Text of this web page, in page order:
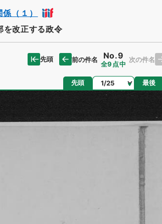
（１）
を改正する政令
先頭 前の件名 No.9
全9点中
次の件名
先頭 ページ 最後